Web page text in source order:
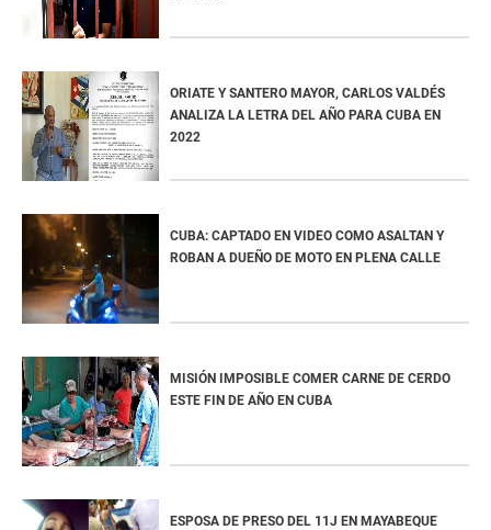
ORIATE Y SANTERO MAYOR, CARLOS VALDÉS
ANALIZA LA LETRA DEL AÑO PARA CUBA EN
2022
CUBA: CAPTADO EN VIDEO COMO ASALTAN Y
ROBAN A DUEÑO DE MOTO EN PLENA CALLE
MISIÓN IMPOSIBLE COMER CARNE DE CERDO
ESTE FIN DE AÑO EN CUBA
ESPOSA DE PRESO DEL 11J EN MAYABEQUE